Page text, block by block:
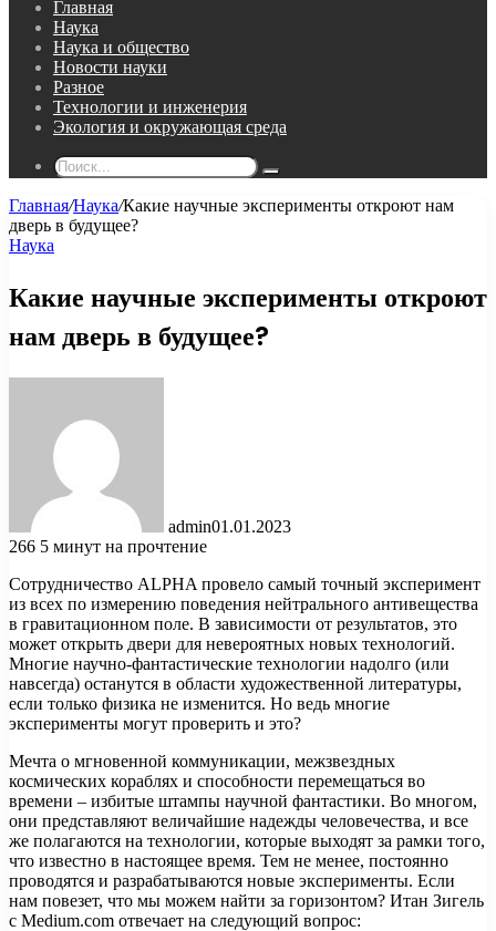
Главная
Наука
Наука и общество
Новости науки
Разное
Технологии и инженерия
Экология и окружающая среда
Поиск...
Главная/Наука/Какие научные эксперименты откроют нам
дверь в будущее?
Наука
Какие научные эксперименты откроют
нам дверь в будущее?
admin01.01.2023
266 5 минут на прочтение
Сотрудничество ALPHA провело самый точный эксперимент
из всех по измерению поведения нейтрального антивещества
в гравитационном поле. В зависимости от результатов, это
может открыть двери для невероятных новых технологий.
Многие научно-фантастические технологии надолго (или
навсегда) останутся в области художественной литературы,
если только физика не изменится. Но ведь многие
эксперименты могут проверить и это?
Мечта о мгновенной коммуникации, межзвездных
космических кораблях и способности перемещаться во
времени – избитые штампы научной фантастики. Во многом,
они представляют величайшие надежды человечества, и все
же полагаются на технологии, которые выходят за рамки того,
что известно в настоящее время. Тем не менее, постоянно
проводятся и разрабатываются новые эксперименты. Если
нам повезет, что мы можем найти за горизонтом? Итан Зигель
с Medium.com отвечает на следующий вопрос: